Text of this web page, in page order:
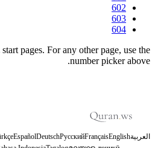
602
603
604
pages. For any other page, use the
number picker above.
العربيةEnglish
Français
Русский
Deutsch
Español